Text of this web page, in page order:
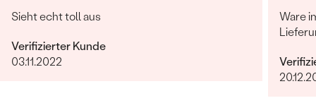
Sieht echt toll aus
Verifizierter Kunde
03.11.2022
Ware